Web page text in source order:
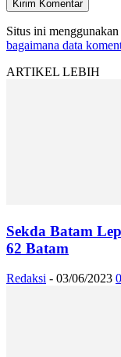
Situs ini
bagaimana data
ARTIKEL LEBIH
Sekda Batam
62 Batam
Redaksi - 03/06/2023 0